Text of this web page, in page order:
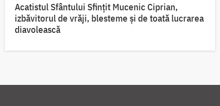
Acatistul Sfântului Sfințit Mucenic Ciprian,
izbăvitorul de vrăji, blesteme și de toată lucrarea
diavolească